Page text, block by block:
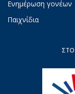
Ενημέρωση γονέων
Παιχνίδια
ΣΤΟ